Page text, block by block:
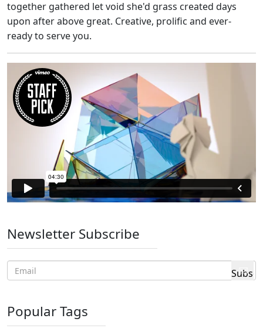
together gathered let void she'd grass created days
upon after above great. Creative, prolific and ever-
ready to serve you.
Newsletter Subscribe
Popular Tags